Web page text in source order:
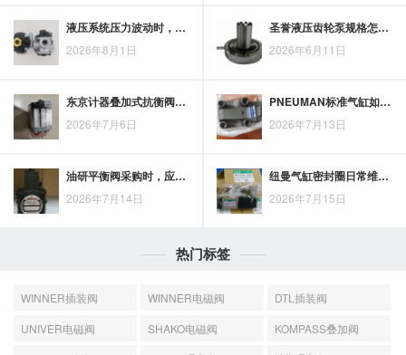
液压系统压力波动时，EATONyeoshe液压油泵可按油液、吸油、泄漏与调压逐项排查
2026年8月1日
圣誉液压齿轮泵规格怎么看？从参数结构到选型依据梳理
2026年6月11日
东京计器叠加式抗衡阀在液压动作稳定控制中的选型关注点
2026年7月6日
PNEUMAN标准气缸如何工作？从原理看工艺优化思路
2026年7月13日
油研平衡阀采购时，应重点核对哪些参数？
2026年7月14日
纽曼气缸密封圈日常维护：磨损检查、润滑状态与更换周期评估
2026年7月15日
热门标签
WINNER插装阀 WINNER电磁阀
DTL插装阀
UNIVER电磁阀
SHAKO电磁阀
KOMPASS叠加阀